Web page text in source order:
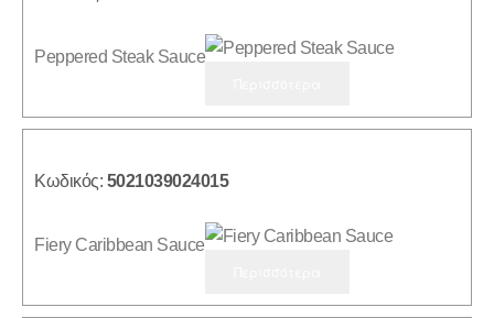
Peppered Steak Sauce
Κωδικός: 5021039024015
Fiery Caribbean Sauce